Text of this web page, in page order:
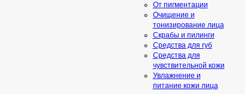
От пигментации
Очищение и
тонизирование лица
Скрабы и пилинги
Средcтва для губ
Средства для
чувствительной кожи
Увлажнение и
питание кожи лица